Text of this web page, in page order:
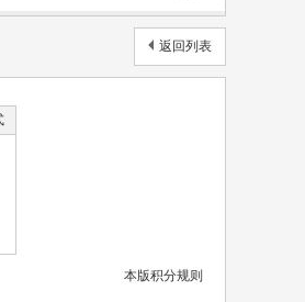
返回列表
本版积分规则